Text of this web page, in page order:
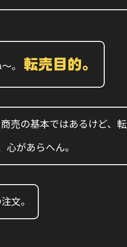
。 転売目的。
売の基本ではあるけど、
心があらへん。
文。